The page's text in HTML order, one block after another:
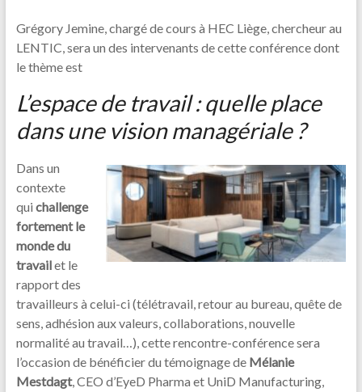
Grégory Jemine, chargé de cours à HEC Liège, chercheur au
LENTIC, sera un des intervenants de cette conférence dont
le thème est
L’espace de travail : quelle place
dans une vision managériale ?
Dans un
contexte
qui challenge
fortement le
monde du
travailet le
rapport des
travailleurs à celui-ci (télétravail, retour au bureau, quête de
sens, adhésion aux valeurs, collaborations, nouvelle
normalité au travail…), cette rencontre-conférence sera
l’occasion de bénéficier du témoignage de Mélanie
Mestdagt, CEO d’EyeD Pharma et UniD Manufacturing,